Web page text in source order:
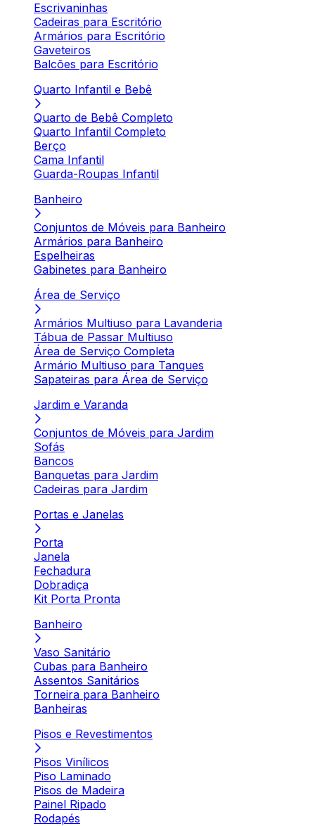
Escrivaninhas
Cadeiras para Escritório
Armários para Escritório
Gaveteiros
Balcões para Escritório
Quarto Infantil e Bebê
Quarto de Bebê Completo
Quarto Infantil Completo
Berço
Cama Infantil
Guarda-Roupas Infantil
Banheiro
Conjuntos de Móveis para Banheiro
Armários para Banheiro
Espelheiras
Gabinetes para Banheiro
Área de Serviço
Armários Multiuso para Lavanderia
Tábua de Passar Multiuso
Área de Serviço Completa
Armário Multiuso para Tanques
Sapateiras para Área de Serviço
Jardim e Varanda
Conjuntos de Móveis para Jardim
Sofás
Bancos
Banquetas para Jardim
Cadeiras para Jardim
Portas e Janelas
Porta
Janela
Fechadura
Dobradiça
Kit Porta Pronta
Banheiro
Vaso Sanitário
Cubas para Banheiro
Assentos Sanitários
Torneira para Banheiro
Banheiras
Pisos e Revestimentos
Pisos Vinílicos
Piso Laminado
Pisos de Madeira
Painel Ripado
Rodapés